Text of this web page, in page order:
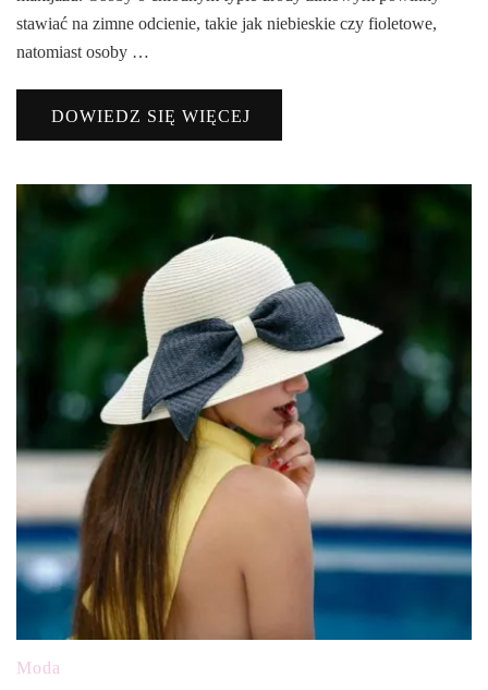
stawiać na zimne odcienie, takie jak niebieskie czy fioletowe,
natomiast osoby …
DOWIEDZ SIĘ WIĘCEJ
Moda